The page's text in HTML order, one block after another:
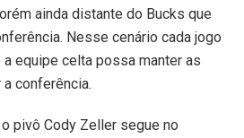
ainda distante do Bucks que
Nesse cenário cada jogo
equipe celta possa manter as
conferência.
pivô Cody Zeller segue no